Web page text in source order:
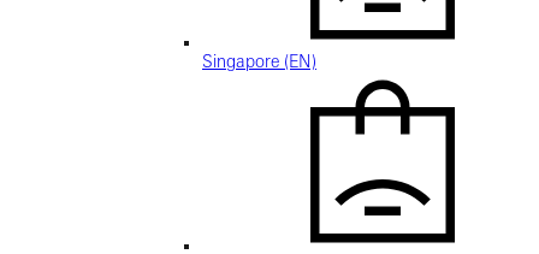
Singapore (EN)